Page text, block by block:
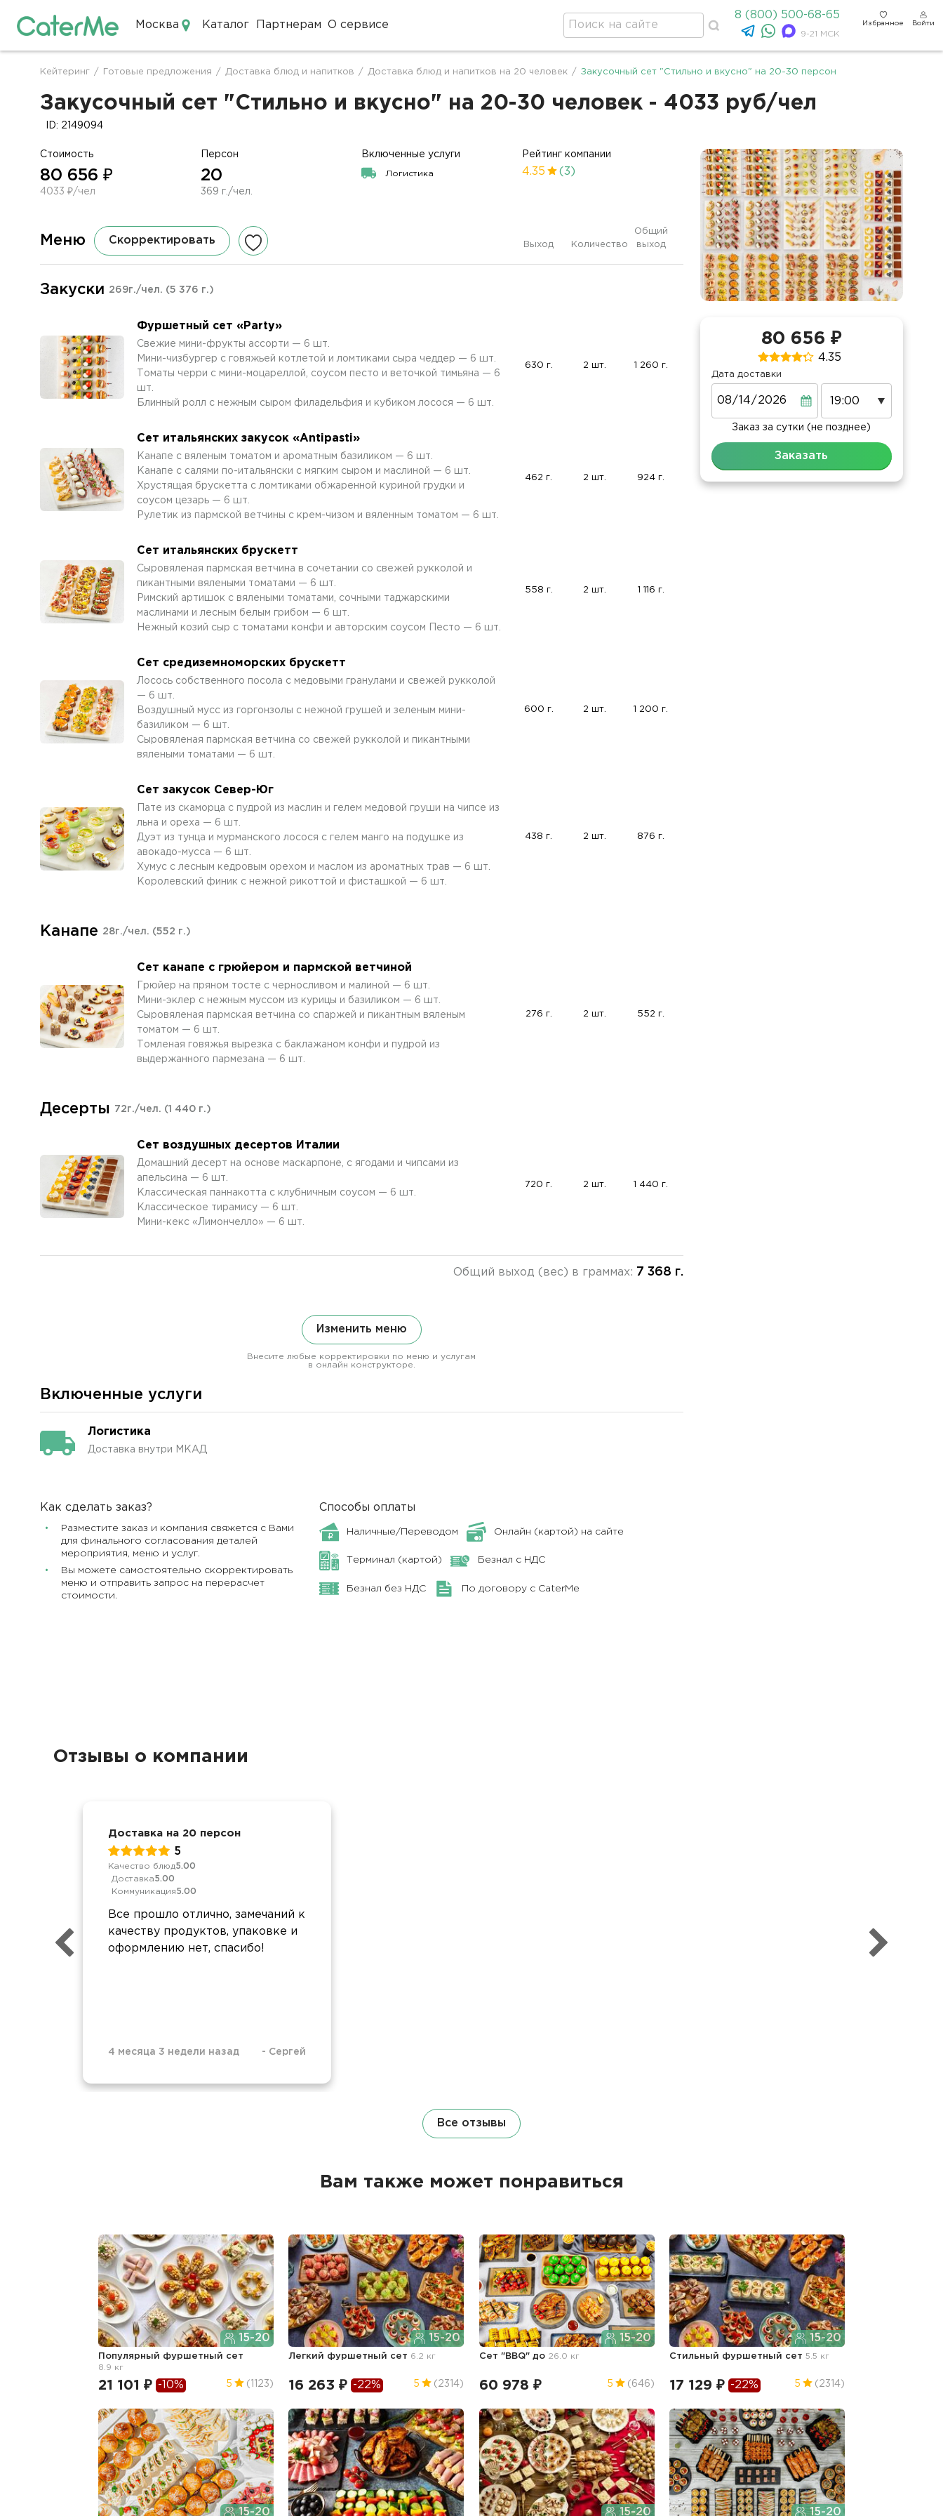
Москва Каталог Партнерам О сервисе
8 (800) 500-68-65
9-21 МСК
Избранное Войти
Строка
навигации
Кейтеринг / Готовые предложения / Доставка блюд и напитков / Доставка блюд и напитков на 20 человек / Закусочный сет "Стильно и вкусно" на 20-30 персон
Закусочный сет "Стильно и вкусно" на 20-30 человек - 4033 руб/чел
ID: 2149094
Стоимость
80 656 ₽
4033 ₽/чел
Персон
20
369 г./чел.
Включенные услуги
Логистика
Рейтинг компании
4.35 (3)
Меню Скорректировать Выход Количество
Общий
выход
Закуски 269г./чел. (5 376 г.)
Фуршетный сет «Party»
Свежие мини-фрукты ассорти — 6 шт.
Мини-чизбургер с говяжьей котлетой и ломтиками сыра чеддер — 6 шт.
Томаты черри с мини-моцареллой, соусом песто и веточкой тимьяна — 6
шт.
Блинный ролл с нежным сыром филадельфия и кубиком лосося — 6 шт.
630 г. 2 шт. 1 260 г.
Сет итальянских закусок «Antipasti»
Канапе с вяленым томатом и ароматным базиликом — 6 шт.
Канапе с салями по-итальянски с мягким сыром и маслиной — 6 шт.
Хрустящая брускетта с ломтиками обжаренной куриной грудки и
соусом цезарь — 6 шт.
Рулетик из пармской ветчины с крем-чизом и вяленным томатом — 6 шт.
462 г. 2 шт. 924 г.
Сет итальянских брускетт
Сыровяленая пармская ветчина в сочетании со свежей рукколой и
пикантными вялеными томатами — 6 шт.
Римский артишок с вялеными томатами, сочными таджарскими
маслинами и лесным белым грибом — 6 шт.
Нежный козий сыр с томатами конфи и авторским соусом Песто — 6 шт.
558 г. 2 шт. 1 116 г.
Сет средиземноморских брускетт
Лосось собственного посола с медовыми гранулами и свежей рукколой
— 6 шт.
Воздушный мусс из горгонзолы с нежной грушей и зеленым мини-
базиликом — 6 шт.
Сыровяленая пармская ветчина со свежей рукколой и пикантными
вялеными томатами — 6 шт.
600 г. 2 шт. 1 200 г.
Сет закусок Север-Юг
Пате из скаморца с пудрой из маслин и гелем медовой груши на чипсе из
льна и ореха — 6 шт.
Дуэт из тунца и мурманского лосося с гелем манго на подушке из
авокадо-мусса — 6 шт.
Хумус с лесным кедровым орехом и маслом из ароматных трав — 6 шт.
Королевский финик с нежной рикоттой и фисташкой — 6 шт.
438 г. 2 шт. 876 г.
Канапе 28г./чел. (552 г.)
Сет канапе с грюйером и пармской ветчиной
Грюйер на пряном тосте с черносливом и малиной — 6 шт.
Мини-эклер с нежным муссом из курицы и базиликом — 6 шт.
Сыровяленая пармская ветчина со спаржей и пикантным вяленым
томатом — 6 шт.
Томленая говяжья вырезка с баклажаном конфи и пудрой из
выдержанного пармезана — 6 шт.
276 г. 2 шт. 552 г.
Десерты 72г./чел. (1 440 г.)
Сет воздушных десертов Италии
Домашний десерт на основе маскарпоне, с ягодами и чипсами из
апельсина — 6 шт.
Классическая паннакотта с клубничным соусом — 6 шт.
Классическое тирамису — 6 шт.
Мини-кекс «Лимончелло» — 6 шт.
720 г. 2 шт. 1 440 г.
Общий выход (вес) в граммах: 7 368 г.
Изменить меню
Внесите любые корректировки по меню и услугам
в онлайн конструкторе.
Включенные услуги
Логистика
Доставка внутри МКАД
Как сделать заказ?
Разместите заказ и компания свяжется с Вами
для финального согласования деталей
мероприятия, меню и услуг.
Вы можете самостоятельно скорректировать
меню и отправить запрос на перерасчет
стоимости.
Способы оплаты
Наличные/Переводом Онлайн (картой) на сайте
Терминал (картой) Безнал с НДС
Безнал без НДС По договору с CaterMe
80 656 ₽
4.35
Дата доставки
Заказ за сутки (не позднее)
Заказать
Отзывы о компании
Доставка на 20 персон
5
Качество блюд5.00
Доставка5.00
Коммуникация5.00
Все прошло отлично, замечаний к
качеству продуктов, упаковке и
оформлению нет, спасибо!
4 месяца 3 недели назад - Сергей
Все отзывы
Вам также может понравиться
15-20
Популярный фуршетный сет
8.9 кг
21 101 ₽ -10% 5 (1123)
15-20
Легкий фуршетный сет 6.2 кг
16 263 ₽ -22% 5 (2314)
15-20
Сет "BBQ" до 26.0 кг
60 978 ₽ 5 (646)
15-20
Стильный фуршетный сет5.5 кг
17 129 ₽ -22% 5 (2314)
15-20 15-20 15-20